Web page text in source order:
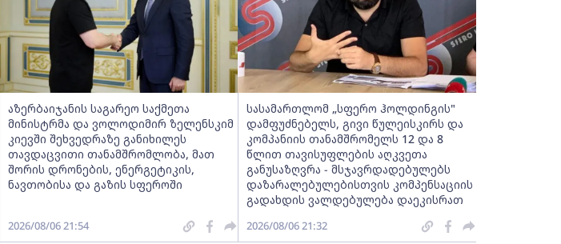
აზერბაიჯანის საგარეო საქმეთა
მინისტრმა და ვოლოდიმირ ზელენსკიმ
კიევში შეხვედრაზე განიხილეს
თავდაცვითი თანამშრომლობა, მათ
შორის დრონების, ენერგეტიკის,
ნავთობისა და გაზის სფეროში
2026/08/06 21:54
სასამართლომ „სფერო ჰოლდინგის"
დამფუძნებელს, გივი წულეისკირს და
კომპანიის თანამშრომელს 12 და 8
წლით თავისუფლების აღკვეთა
განუსაზღვრა - მსჯავრდადებულებს
დაზარალებულებისთვის კომპენსაციის
გადახდის ვალდებულება დაეკისრათ
2026/08/06 21:32